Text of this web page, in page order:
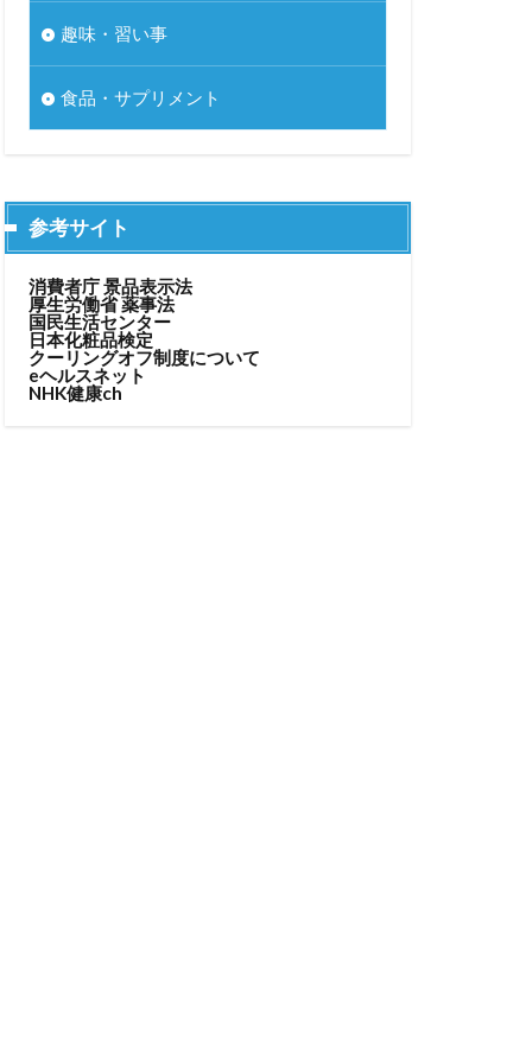
趣味・習い事
食品・サプリメント
参考サイト
消費者庁 景品表示法
厚生労働省 薬事法
国民生活センター
日本化粧品検定
クーリングオフ制度について
eヘルスネット
NHK健康ch